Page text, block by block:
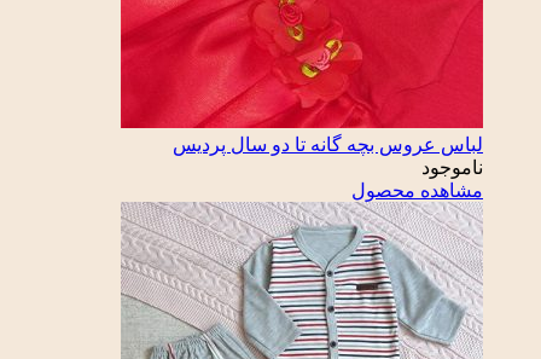
لباس عروس بچه گانه تا دو سال پردیس
ناموجود
مشاهده محصول